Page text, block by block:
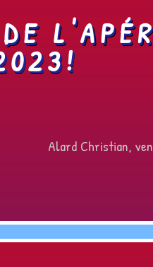
Alard Christian,